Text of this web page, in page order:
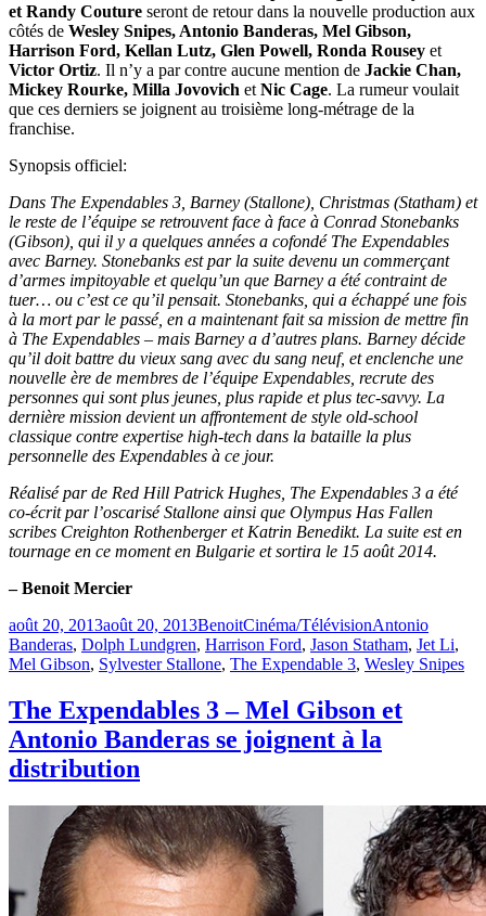
et Randy Couture seront de retour dans la nouvelle production aux
côtés de Wesley Snipes, Antonio Banderas, Mel Gibson,
Harrison Ford, Kellan Lutz, Glen Powell, Ronda Rousey et
Victor Ortiz. Il n’y a par contre aucune mention de Jackie Chan,
Mickey Rourke, Milla Jovovich etNic Cage. La rumeur voulait
que ces derniers se joignent au troisième long-métrage de la
franchise.
Synopsis officiel:
Dans The Expendables 3, Barney (Stallone), Christmas (Statham) et
le reste de l’équipe se retrouvent face à face à Conrad Stonebanks
(Gibson), qui il y a quelques années a cofondé The Expendables
avec Barney. Stonebanks est par la suite devenu un commerçant
d’armes impitoyable et quelqu’un que Barney a été contraint de
tuer… ou c’est ce qu’il pensait. Stonebanks, qui a échappé une fois
à la mort par le passé, en a maintenant fait sa mission de mettre fin
à The Expendables – mais Barney a d’autres plans. Barney décide
qu’il doit battre du vieux sang avec du sang neuf, et enclenche une
nouvelle ère de membres de l’équipe Expendables, recrute des
personnes qui sont plus jeunes, plus rapide et plus tec-savvy. La
dernière mission devient un affrontement de style old-school
classique contre expertise high-tech dans la bataille la plus
personnelle des Expendables à ce jour.
Réalisé par de Red Hill Patrick Hughes, The Expendables 3 a été
co-écrit par l’oscarisé Stallone ainsi que Olympus Has Fallen
scribes Creighton Rothenberger et Katrin Benedikt. La suite est en
tournage en ce moment en Bulgarie et sortira le 15 août 2014.
– Benoit Mercier
Publié
le
août 20, 2013août 20, 2013BenoitCatégories
Cinéma/TélévisionÉtiquettes
Antonio
Banderas, Dolph Lundgren, Harrison Ford, Jason Statham, Jet Li,
Mel Gibson, Sylvester Stallone, The Expendable 3, Wesley Snipes
The Expendables 3 – Mel Gibson et
Antonio Banderas se joignent à la
distribution